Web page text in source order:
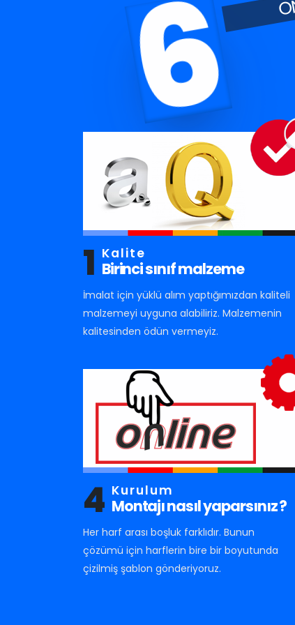
6
1 Kalite
Birinci sınıf malzeme
İmalat için yüklü alım yaptığımızdan kaliteli
malzemeyi uyguna alabiliriz. Malzemenin
kalitesinden ödün vermeyiz.
4 Kurulum
Montajı nasıl yaparsınız ?
Her harf arası boşluk farklıdır. Bunun
çözümü için harflerin bire bir boyutunda
çizilmiş şablon gönderiyoruz.